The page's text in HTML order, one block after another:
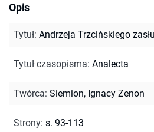
Opis
Tytuł: Andrzeja Trzcińskiego
Tytuł czasopisma: Analecta
Twórca: Siemion, Ignacy Zenon
Strony: s. 93-113